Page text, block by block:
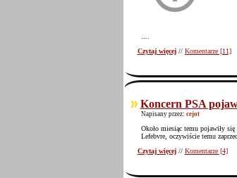
Czytaj więcej // Komentarze [11]
Koncern PSA
Napisany przez: cejot
Około miesiąc temu pojawiły
Lefebvre, oczywiście temu
Czytaj więcej // Komentarze [4]